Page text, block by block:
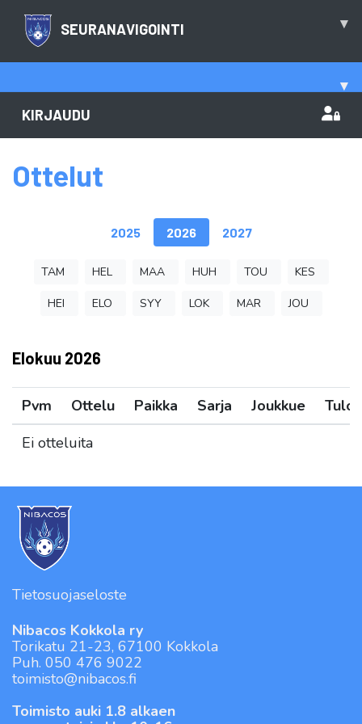
SEURANAVIGOINTI ▾
▾
KIRJAUDU
Ottelut
2025 2026 2027
TAM HEL MAA HUH TOU KES
HEI ELO SYY LOK MAR JOU
Elokuu 2026
Pvm Ottelu Paikka Sarja Joukkue
Tulos
Ei otteluita
Tietosuojaseloste
Nibacos Kokkola ry
Torikatu 21-23, 67100 Kokkola
Puh. 050 476 9022
toimisto@nibacos.fi
Toimisto auki 1.8 alkaen